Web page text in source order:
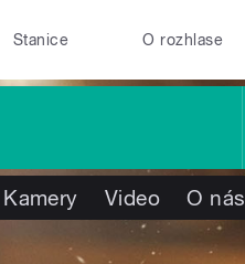
Stanice O rozhlase
Kamery Video O nás